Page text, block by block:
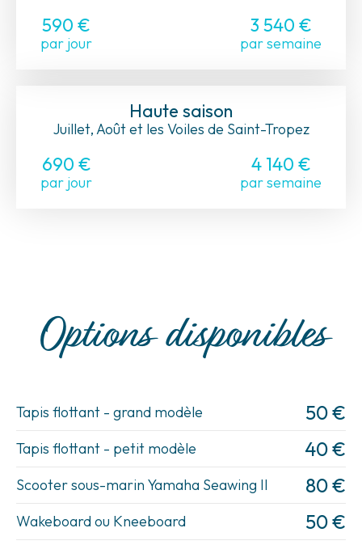
590 €
par jour
3 540 €
par semaine
Haute saison
Juillet, Août et les Voiles de Saint-Tropez
690 €
par jour
4 140 €
par semaine
Options disponibles
Tapis flottant - grand modèle 50 €
Tapis flottant - petit modèle 40 €
Scooter sous-marin Yamaha Seawing II 80 €
Wakeboard ou Kneeboard 50 €